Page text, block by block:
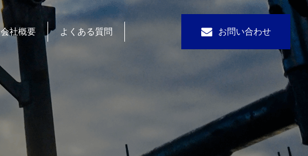
お問い合わせ
会社概要 よくある質問